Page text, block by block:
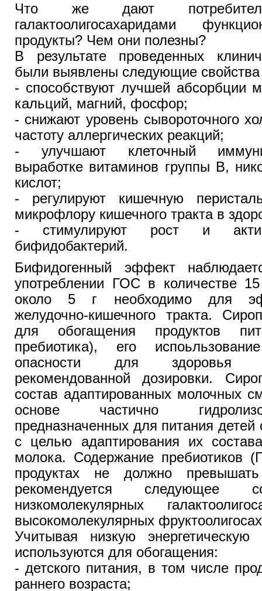
Что же дают
галактоолигосахаридами
продукты? Чем они полезны?
В результате проведенных
были выявлены следующие
- способствуют лучшей абсорбции
кальций, магний, фосфор;
- снижают уровень сывороточного
частоту аллергических реакций;
- улучшают клеточный
выработке витаминов группы В,
кислот;
- регулируют кишечную
микрофлору кишечного тракта в
- стимулируют рост и
бифидобактерий.
Бифидогенный эффект
употреблении ГОС в количестве
около 5 г необходимо для
желудочно-кишечного тракта.
для обогащения продуктов
пребиотика), его
опасности для здоровья
рекомендованной дозировки.
состав адаптированных молочных
основе частично
предназначенных для питания детей
с целью адаптирования их
молока. Содержание
продуктах не должно
рекомендуется следующее
низкомолекулярных
высокомолекулярных
Учитывая низкую
используются для обогащения:
- детского питания, в том числе
раннего возраста;